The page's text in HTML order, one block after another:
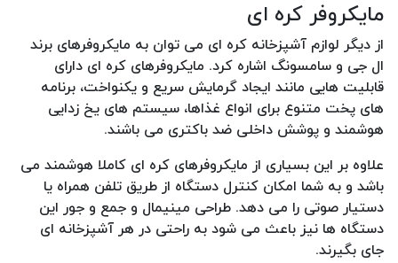
مایکروفر کره ای
از دیگر لوازم آشپزخانه کره ای می توان به مایکروفرهای برند
ال جی و سامسونگ اشاره کرد. مایکروفرهای کره ای دارای
قابلیت هایی مانند ایجاد گرمایش سریع و یکنواخت، برنامه
های پخت متنوع برای انواع غذاها، سیستم های یخ زدایی
هوشمند و پوشش داخلی ضد باکتری می باشند.
علاوه بر این بسیاری از مایکروفرهای کره ای کاملا هوشمند می
باشد و به شما امکان کنترل دستگاه از طریق تلفن همراه یا
دستیار صوتی را می دهد. طراحی مینیمال و جمع و جور این
دستگاه ها نیز باعث می شود به راحتی در هر آشپزخانه ای
جای بگیرند.